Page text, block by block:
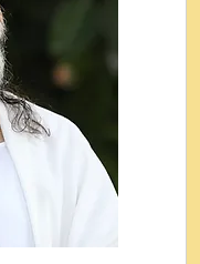
रख क, नल रव त
जाते हैं ।
Ji
न रझद फर! shri